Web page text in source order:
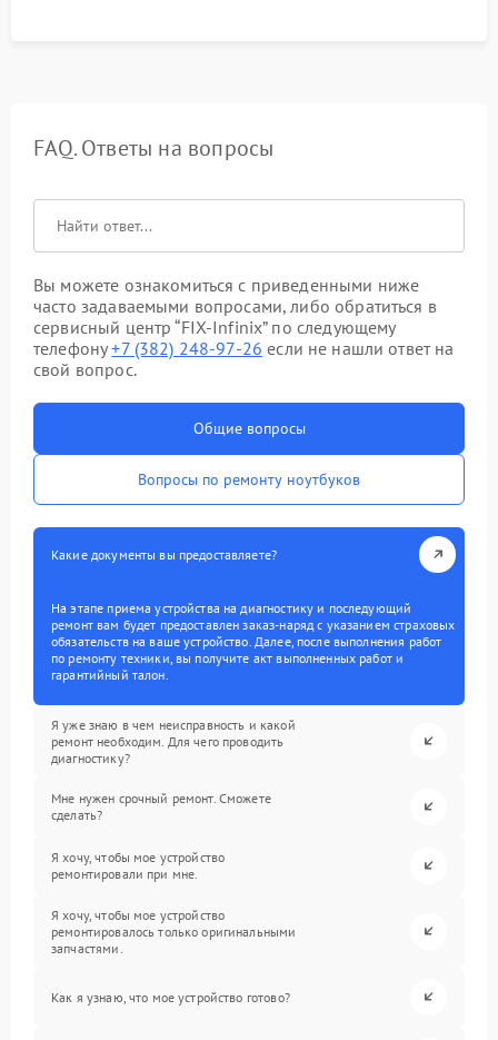
FAQ. Ответы на вопросы
Вы можете ознакомиться с приведенными ниже
часто задаваемыми вопросами, либо обратиться в
сервисный центр “FIX-Infinix” по следующему
телефону+7 (382) 248-97-26 если не нашли ответ на
свой вопрос.
Общие вопросы
Вопросы по ремонту ноутбуков
Какие документы вы предоставляете?
На этапе приема устройства на диагностику и последующий
ремонт вам будет предоставлен заказ-наряд с указанием страховых
обязательств на ваше устройство. Далее, после выполнения работ
по ремонту техники, вы получите акт выполненных работ и
гарантийный талон.
Я уже знаю в чем неисправность и какой
ремонт необходим. Для чего проводить
диагностику?
Мне нужен срочный ремонт. Сможете
сделать?
Я хочу, чтобы мое устройство
ремонтировали при мне.
Я хочу, чтобы мое устройство
ремонтировалось только оригинальными
запчастями.
Как я узнаю, что мое устройство готово?